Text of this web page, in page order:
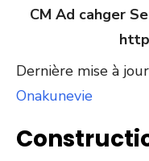
CM Ad cahger
Dernière mise à
Onakunevie